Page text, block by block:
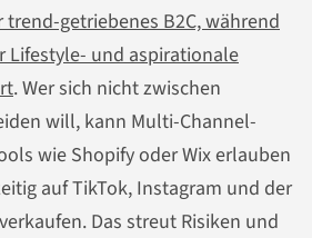
getriebenes B2C, während
Lifestyle- und aspirationale
. Wer sich nicht zwischen
will, kann Multi-Channel-
wie Shopify oder Wix erlauben
auf TikTok, Instagram und der
Das streut Risiken und